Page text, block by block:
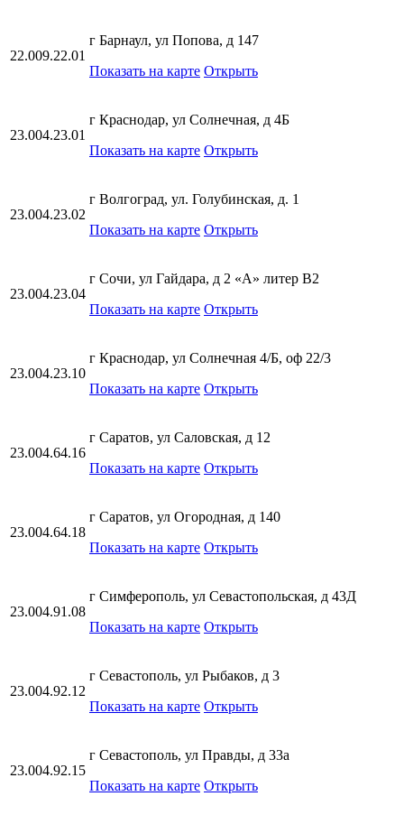
22.009.22.01
г Барнаул, ул Попова, д 147
Показать на карте Открыть
23.004.23.01
г Краснодар, ул Солнечная, д 4Б
Показать на карте Открыть
23.004.23.02
г Волгоград, ул. Голубинская, д. 1
Показать на карте Открыть
23.004.23.04
г Сочи, ул Гайдара, д 2 «А» литер В2
Показать на карте Открыть
23.004.23.10
г Краснодар, ул Солнечная 4/Б, оф 22/3
Показать на карте Открыть
23.004.64.16
г Саратов, ул Саловская, д 12
Показать на карте Открыть
23.004.64.18
г Саратов, ул Огородная, д 140
Показать на карте Открыть
23.004.91.08
г Симферополь, ул Севастопольская, д 43Д
Показать на карте Открыть
23.004.92.12
г Севастополь, ул Рыбаков, д 3
Показать на карте Открыть
23.004.92.15
г Севастополь, ул Правды, д 33а
Показать на карте Открыть